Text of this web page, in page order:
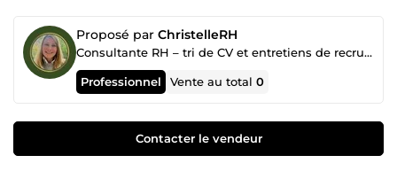
Proposé par ChristelleRH
Consultante RH – tri de CV et entretiens de recrutement
Professionnel Vente au total0
Contacter le vendeur